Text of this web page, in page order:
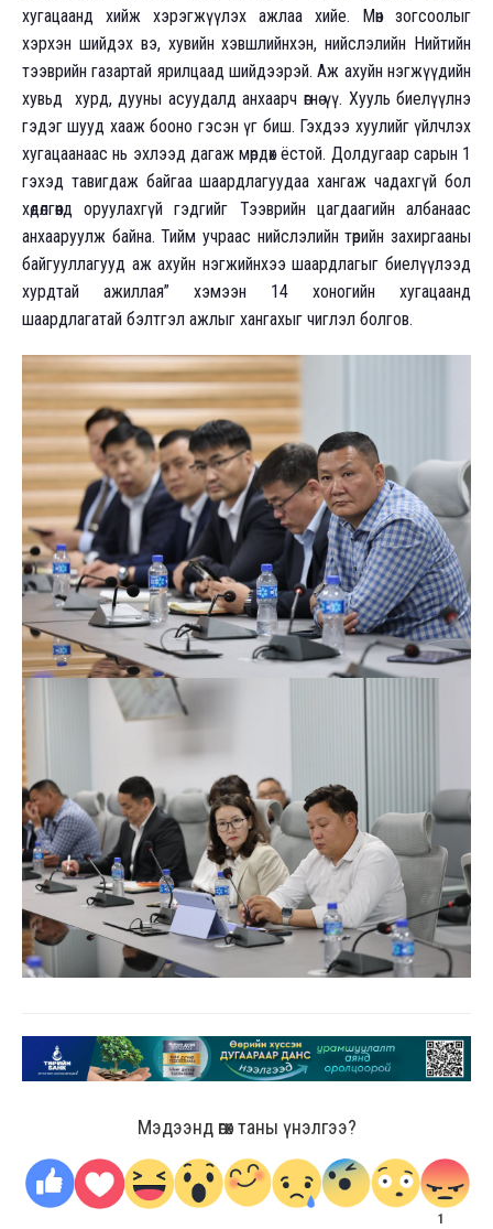
хугацаанд хийж хэрэгжүүлэх ажлаа хийе. Мөн зогсоолыг
хэрхэн шийдэх вэ, хувийн хэвшлийнхэн, нийслэлийн Нийтийн
тээврийн газартай ярилцаад шийдээрэй. Аж ахуйн нэгжүүдийн
хувьд хурд, дууны асуудалд анхаарч өгнө үү. Хууль биелүүлнэ
гэдэг шууд хааж бооно гэсэн үг биш. Гэхдээ хуулийг үйлчлэх
хугацаанаас нь эхлээд дагаж мөрдөх ёстой. Долдугаар сарын 1
гэхэд тавигдаж байгаа шаардлагуудаа хангаж чадахгүй бол
хөдөлгөөнд оруулахгүй гэдгийг Тээврийн цагдаагийн албанаас
анхааруулж байна. Тийм учраас нийслэлийн төрийн захиргааны
байгууллагууд аж ахуйн нэгжийнхээ шаардлагыг биелүүлээд
хурдтай ажиллая” хэмээн 14 хоногийн хугацаанд
шаардлагатай бэлтгэл ажлыг хангахыг чиглэл болгов.
Мэдээнд өгөх таны үнэлгээ?
1